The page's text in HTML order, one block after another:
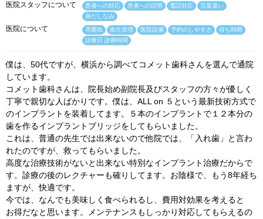
医院スタッフについて 患者への対応 患者への説明 電話対応
言葉遣い
身だしなみ
医院について 雰囲気 衛生管理 医院設備 予約のしやすさ
待ち時間
診療日 診療時間
僕は、50代ですが、横浜から調べてコメット歯科さんを選んで通院
しています。
コメット歯科さんは、院長始め副院長及びスタッフの方々が優しく
丁寧で親切な人ばかりです。僕は、ALL on ５という最新技術方式で
のインプラントを装着してます。５本のインプラントで１２本分の
歯を作るインプラントブリッジをしてもらいました。
これは、普通の先生では出来ないので他院では、「入れ歯」と言わ
れたのですが、救ってもらいました。
高度な治療技術がないと出来ない特別なインプラント治療だからで
す。診療の後のレクチャーも確りしてます。お陰様で、もう8年経ち
ますが、快適です。
今では、なんでも美味しく食べられるし、費用対効果を考えると
お得だなと思います。メンテナンスもしっかり対応してもらえるの